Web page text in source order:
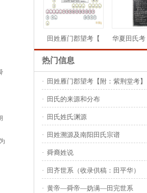
123 5
田姓雁门郡望考【 华夏田氏考
热门信息
· 田姓雁门郡望考【附：紫荆堂考】
· 田氏的来源和分布
· 田氏姓氏渊源
· 田姓溯源及南阳田氏宗谱
· 舜裔姓说
· 田齐世系（收录供稿：田平华）
· 黄帝—舜帝—妫满—田完世系